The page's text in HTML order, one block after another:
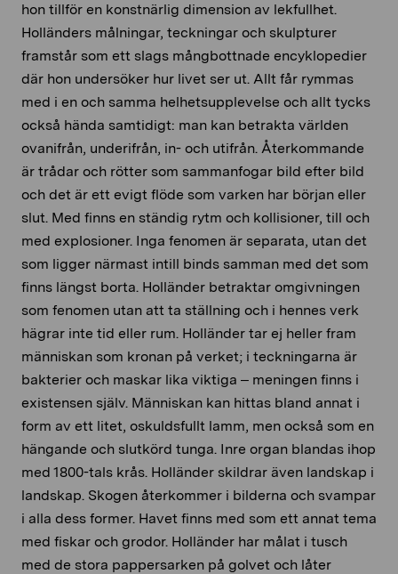
hon tillför en konstnärlig dimension av lekfullhet.
Holländers målningar, teckningar och skulpturer
framstår som ett slags mångbottnade encyklopedier
där hon undersöker hur livet ser ut. Allt får rymmas
med i en och samma helhetsupplevelse och allt tycks
också hända samtidigt: man kan betrakta världen
ovanifrån, underifrån, in- och utifrån. Återkommande
är trådar och rötter som sammanfogar bild efter bild
och det är ett evigt flöde som varken har början eller
slut. Med finns en ständig rytm och kollisioner, till och
med explosioner. Inga fenomen är separata, utan det
som ligger närmast intill binds samman med det som
finns längst borta. Holländer betraktar omgivningen
som fenomen utan att ta ställning och i hennes verk
hägrar inte tid eller rum. Holländer tar ej heller fram
människan som kronan på verket; i teckningarna är
bakterier och maskar lika viktiga – meningen finns i
existensen själv. Människan kan hittas bland annat i
form av ett litet, oskuldsfullt lamm, men också som en
hängande och slutkörd tunga. Inre organ blandas ihop
med 1800-tals krås. Holländer skildrar även landskap i
landskap. Skogen återkommer i bilderna och svampar
i alla dess former. Havet finns med som ett annat tema
med fiskar och grodor. Holländer har målat i tusch
med de stora pappersarken på golvet och låter